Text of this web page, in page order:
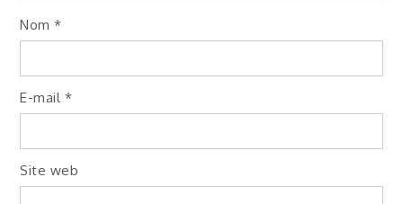
Nom*
E-mail *
Site web